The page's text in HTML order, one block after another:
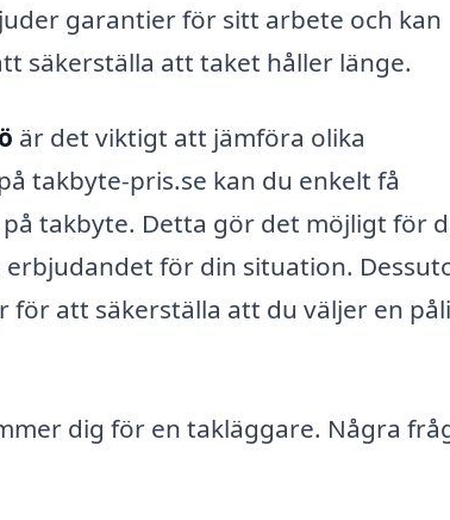
garantier för sitt arbete och kan
säkerställa att taket håller länge.
är det viktigt att jämföra olika
takbyte-pris.se kan du enkelt få
takbyte. Detta gör det möjligt för
för din situation.
för att säkerställa att du väljer en
dig för en takläggare. Några